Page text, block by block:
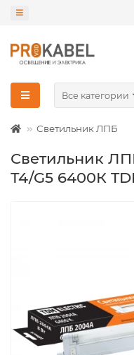
Все категории
Светильник ЛПБ
Светильник
Т4/G5 6400К